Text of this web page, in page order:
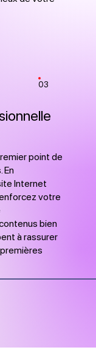
03
point de
En
Internet
votre
bien
à rassurer